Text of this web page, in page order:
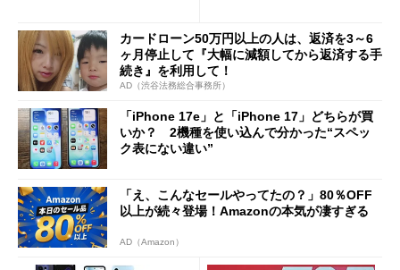
カードローン50万円以上の人は、返済を3～6
ヶ月停止して『大幅に減額してから返済する手
続き』を利用して！
AD（渋谷法務総合事務所）
「iPhone 17e」と「iPhone 17」どちらが買
いか？ 2機種を使い込んで分かった“スペッ
ク表にない違い”
「え、こんなセールやってたの？」80％OFF
以上が続々登場！Amazonの本気が凄すぎる
AD（Amazon）